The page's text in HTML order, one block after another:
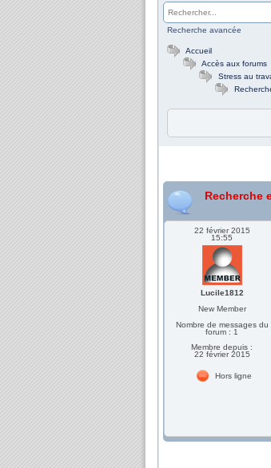
Recherche avancée
Accueil
Accès aux forums
Stress au
Recherche
22 février 2015
15:55
Lucile1812
New Member
Nombre de messages du
forum : 1
Membre depuis :
22 février 2015
Hors ligne